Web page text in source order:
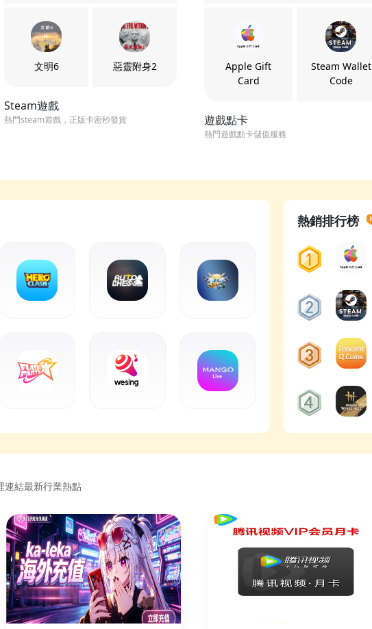
文明6 惡靈附身2
Steam遊戲
熱門steam遊戲，正版卡密秒發貨
Apple Gift
Card
Steam Wallet
Code
遊戲點卡
熱門遊戲點卡儲值服務
熱銷排行榜
連結最新行業熱點